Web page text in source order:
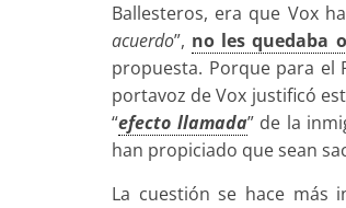
Ballesteros, era que Vox
acuerdo”, no les quedaba
propuesta. Porque para el
portavoz de Vox justificó
“efecto llamada” de la
han propiciado que sean
La cuestión se hace más